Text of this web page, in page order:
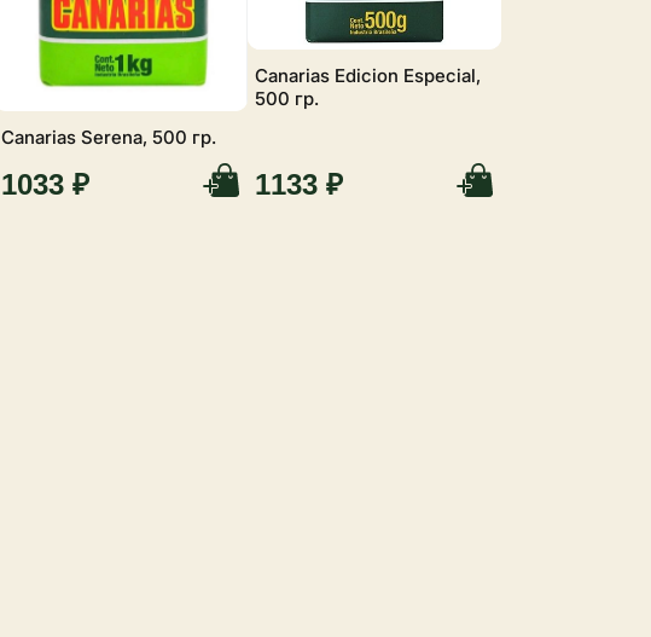
Canarias Serena, 500 гр.
1033 ₽
Canarias Edicion Especial,
500 гр.
1133 ₽